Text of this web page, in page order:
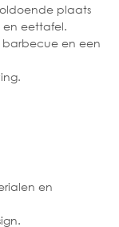
plaats
en eettafel.
barbecue en een
en